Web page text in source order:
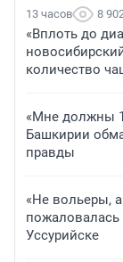
13 часов 8
«Вплоть до
количество
«Мне должны
Башкирии
правды
«Не вольеры,
пожаловалась
Уссурийске